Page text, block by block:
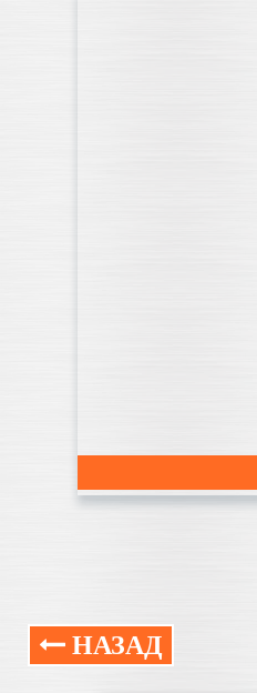
НАЗАД